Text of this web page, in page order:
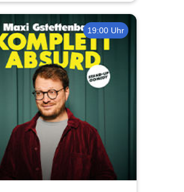
19:00 Uhr